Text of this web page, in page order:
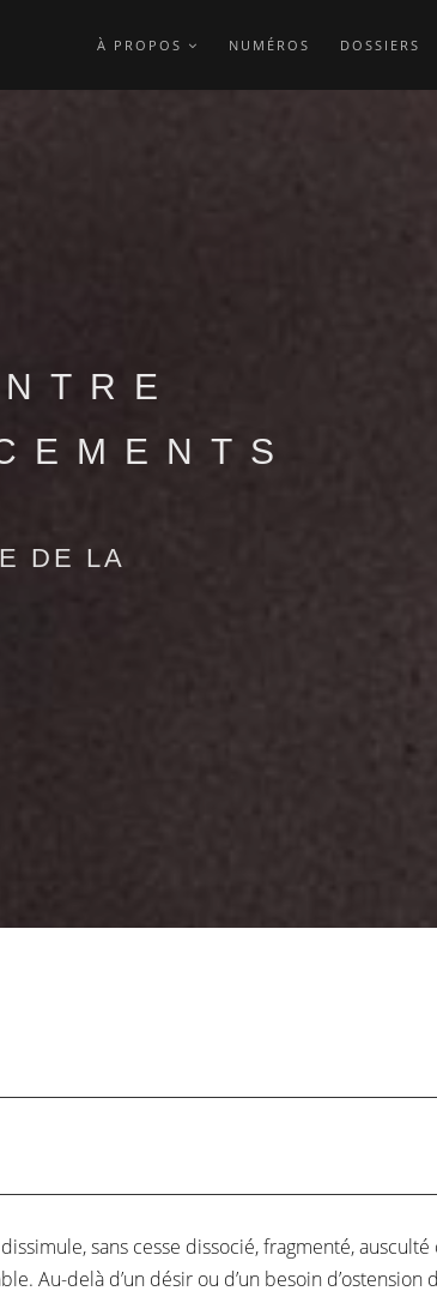
À PROPOS NUMÉROS DOSSIERS
DE LA
sans cesse dissocié, fragmenté,
Au-delà d’un désir ou d’un besoin d’ostension